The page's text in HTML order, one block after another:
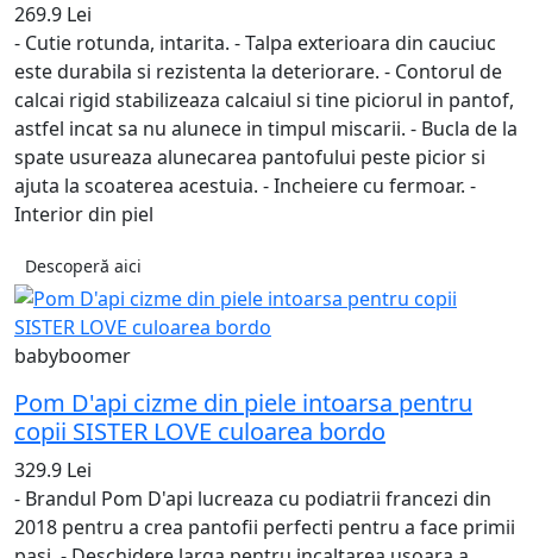
269.9 Lei
- Cutie rotunda, intarita. - Talpa exterioara din cauciuc
este durabila si rezistenta la deteriorare. - Contorul de
calcai rigid stabilizeaza calcaiul si tine piciorul in pantof,
astfel incat sa nu alunece in timpul miscarii. - Bucla de la
spate usureaza alunecarea pantofului peste picior si
ajuta la scoaterea acestuia. - Incheiere cu fermoar. -
Interior din piel
Descoperă aici
babyboomer
Pom D'api cizme din piele intoarsa pentru
copii SISTER LOVE culoarea bordo
329.9 Lei
- Brandul Pom D'api lucreaza cu podiatrii francezi din
2018 pentru a crea pantofii perfecti pentru a face primii